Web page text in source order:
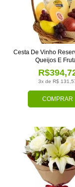
COMPRAR
3x de R$
Cesta De Vinho
Queijos E